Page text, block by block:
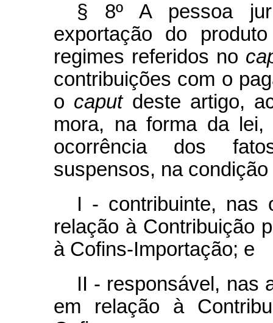
§ 8º A pessoa
exportação do
regimes referidos no
contribuições com o
o caputdeste artigo,
mora, na forma da
ocorrência dos
suspensos, na condição
I - contribuinte, nas
relação à Contribuição
à Cofins-Importação; e
II - responsável, nas
em relação à